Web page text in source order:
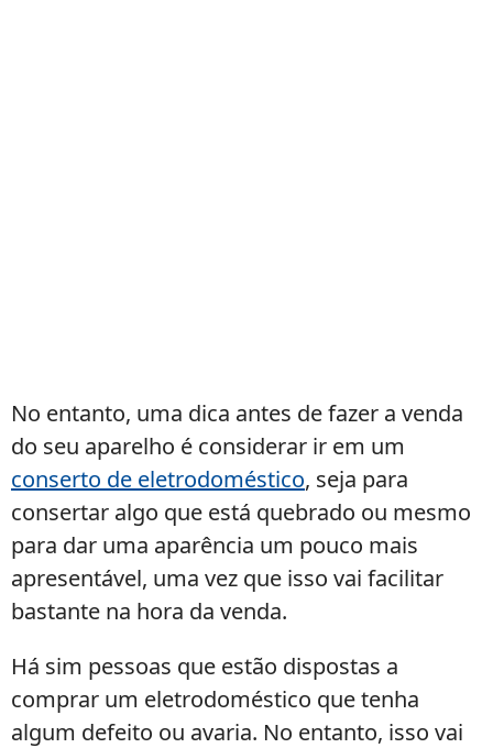
No entanto, uma dica antes de fazer a venda
do seu aparelho é considerar ir em um
conserto de eletrodoméstico, seja para
consertar algo que está quebrado ou mesmo
para dar uma aparência um pouco mais
apresentável, uma vez que isso vai facilitar
bastante na hora da venda.
Há sim pessoas que estão dispostas a
comprar um eletrodoméstico que tenha
algum defeito ou avaria. No entanto, isso vai